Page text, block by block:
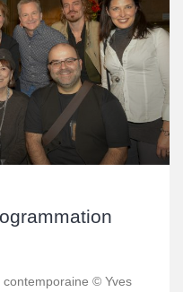
© Yves